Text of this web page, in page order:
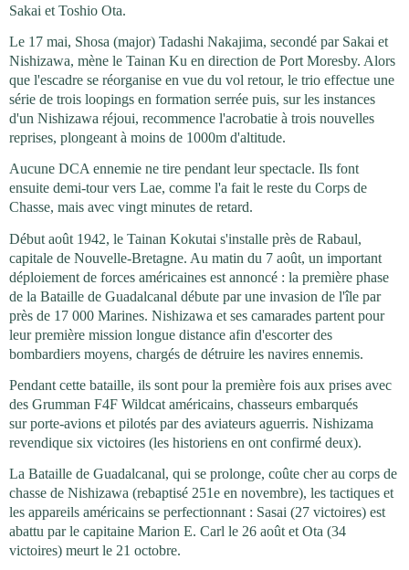
Sakai et Toshio Ota.
Le 17 mai, Shosa (major) Tadashi Nakajima, secondé par Sakai et
Nishizawa, mène le Tainan Ku en direction de Port Moresby. Alors
que l'escadre se réorganise en vue du vol retour, le trio effectue une
série de trois loopings en formation serrée puis, sur les instances
d'un Nishizawa réjoui, recommence l'acrobatie à trois nouvelles
reprises, plongeant à moins de 1000m d'altitude.
Aucune DCA ennemie ne tire pendant leur spectacle. Ils font
ensuite demi-tour vers Lae, comme l'a fait le reste du Corps de
Chasse, mais avec vingt minutes de retard.
Début août 1942, le Tainan Kokutai s'installe près de Rabaul,
capitale de Nouvelle-Bretagne. Au matin du 7 août, un important
déploiement de forces américaines est annoncé : la première phase
de la Bataille de Guadalcanal débute par une invasion de l'île par
près de 17 000 Marines. Nishizawa et ses camarades partent pour
leur première mission longue distance afin d'escorter des
bombardiers moyens, chargés de détruire les navires ennemis.
Pendant cette bataille, ils sont pour la première fois aux prises avec
des Grumman F4F Wildcat américains, chasseurs embarqués
sur porte-avions et pilotés par des aviateurs aguerris. Nishizama
revendique six victoires (les historiens en ont confirmé deux).
La Bataille de Guadalcanal, qui se prolonge, coûte cher au corps de
chasse de Nishizawa (rebaptisé 251e en novembre), les tactiques et
les appareils américains se perfectionnant : Sasai (27 victoires) est
abattu par le capitaine Marion E. Carl le 26 août et Ota (34
victoires) meurt le 21 octobre.